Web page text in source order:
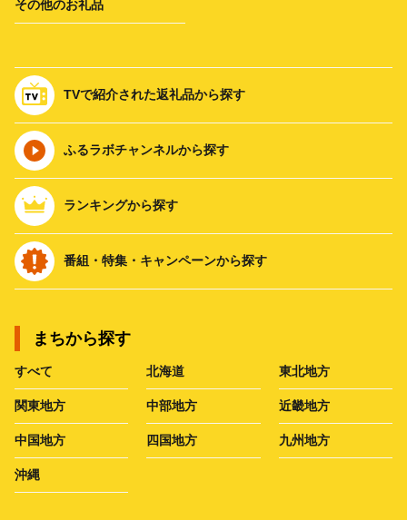
その他のお礼品
TVで紹介された返礼品から探す
ふるラボチャンネルから探す
ランキングから探す
番組・特集・キャンペーンから探す
まちから探す
すべて 北海道 東北地方
関東地方 中部地方 近畿地方
中国地方 四国地方 九州地方
沖縄